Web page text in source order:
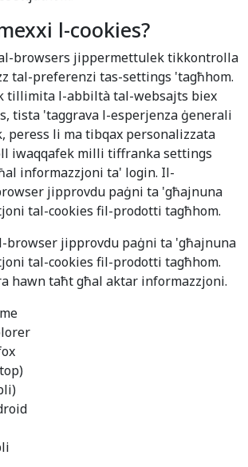
l-cookies?
browsers jippermettulek tikkontrolla
tal-preferenzi tas-settings 'tagħhom.
tillimita l-abbiltà tal-websajts biex
tista 'taggrava l-esperjenza ġenerali
peress li ma tibqax personalizzata
iwaqqafek milli tiffranka settings
informazzjoni ta' login. Il-
jipprovdu paġni ta 'għajnuna
tal-cookies fil-prodotti tagħhom.
jipprovdu paġni ta 'għajnuna
tal-cookies fil-prodotti tagħhom.
hawn taħt għal aktar informazzjoni.